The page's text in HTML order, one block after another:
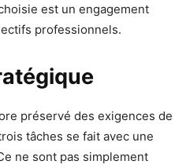
est un engagement
professionnels.
préservé des exigences de
tâches se fait avec une
ne sont pas simplement